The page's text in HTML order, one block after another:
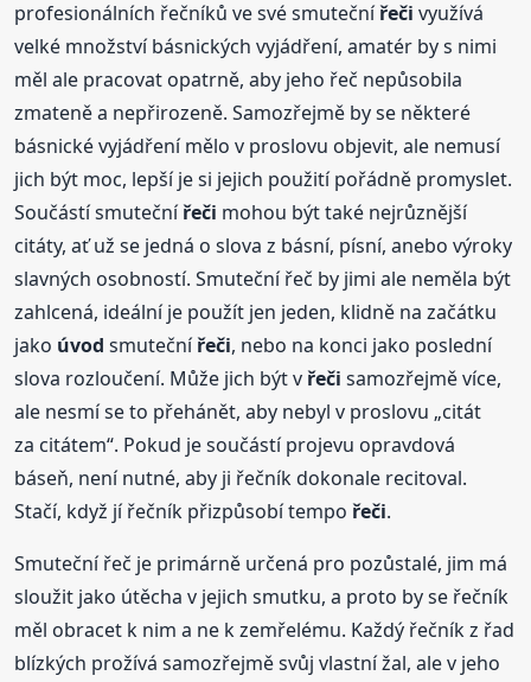
profesionálních řečníků ve své smutečnířeči využívá
velké množství básnických vyjádření, amatér by s nimi
měl ale pracovat opatrně, aby jeho řeč nepůsobila
zmateně a nepřirozeně. Samozřejmě by se některé
básnické vyjádření mělo v proslovu objevit, ale nemusí
jich být moc, lepší je si jejich použití pořádně promyslet.
Součástí smutečnířeči mohou být také nejrůznější
citáty, ať už se jedná o slova z básní, písní, anebo výroky
slavných osobností. Smuteční řeč by jimi ale neměla být
zahlcená, ideální je použít jen jeden, klidně na začátku
jako úvod smutečnířeči, nebo na konci jako poslední
slova rozloučení. Může jich být vřeči samozřejmě více,
ale nesmí se to přehánět, aby nebyl v proslovu „citát
za citátem“. Pokud je součástí projevu opravdová
báseň, není nutné, aby ji řečník dokonale recitoval.
Stačí, když jí řečník přizpůsobí tempořeči.
Smuteční řeč je primárně určená pro pozůstalé, jim má
sloužit jako útěcha v jejich smutku, a proto by se řečník
měl obracet k nim a ne k zemřelému. Každý řečník z řad
blízkých prožívá samozřejmě svůj vlastní žal, ale v jeho